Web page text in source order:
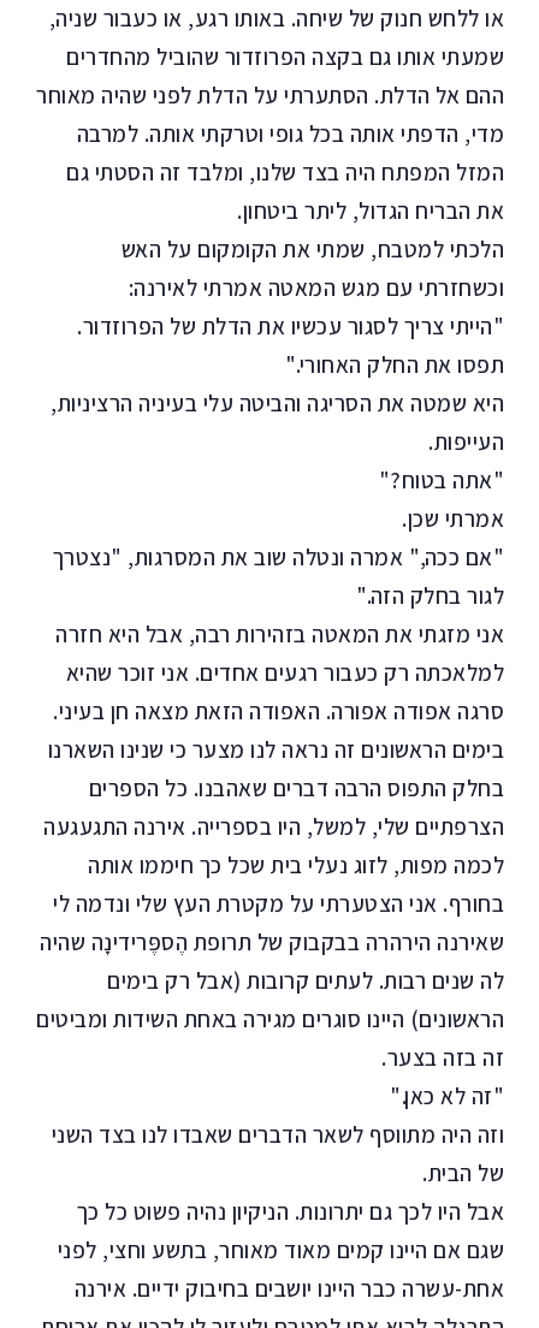
או ללחש חנוק של שיחה. באותו רגע, או כעבור שניה,
שמעתי אותו גם בקצה הפרוזדור שהוביל מהחדרים
ההם אל הדלת. הסתערתי על הדלת לפני שהיה מאוחר
מדי, הדפתי אותה בכל גופי וטרקתי אותה. למרבה
המזל המפתח היה בצד שלנו, ומלבד זה הסטתי גם
את הבריח הגדול, ליתר ביטחון.
הלכתי למטבח, שמתי את הקומקום על האש
וכשחזרתי עם מגש המאטה אמרתי לאירנה:
"הייתי צריך לסגור עכשיו את הדלת של הפרוזדור.
תפסו את החלק האחורי."
היא שמטה את הסריגה והביטה עלי בעיניה הרציניות,
העייפות.
"אתה בטוח?"
אמרתי שכן.
"אם ככה," אמרה ונטלה שוב את המסרגות, "נצטרך
לגור בחלק הזה."
אני מזגתי את המאטה בזהירות רבה, אבל היא חזרה
למלאכתה רק כעבור רגעים אחדים. אני זוכר שהיא
סרגה אפודה אפורה. האפודה הזאת מצאה חן בעיני.
בימים הראשונים זה נראה לנו מצער כי שנינו השארנו
בחלק התפוס הרבה דברים שאהבנו. כל הספרים
הצרפתיים שלי, למשל, היו בספרייה. אירנה התגעגעה
לכמה מפות, לזוג נעלי בית שכל כך חיממו אותה
בחורף. אני הצטערתי על מקטרת העץ שלי ונדמה לי
שאירנה הירהרה בבקבוק של תרופת הֶספֶּרידינָה שהיה
לה שנים רבות. לעתים קרובות (אבל רק בימים
הראשונים) היינו סוגרים מגירה באחת השידות ומביטים
זה בזה בצער.
"זה לא כאן."
וזה היה מתווסף לשאר הדברים שאבדו לנו בצד השני
של הבית.
אבל היו לכך גם יתרונות. הניקיון נהיה פשוט כל כך
שגם אם היינו קמים מאוד מאוחר, בתשע וחצי, לפני
אחת-עשרה כבר היינו יושבים בחיבוק ידיים. אירנה